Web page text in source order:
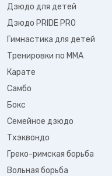
Дзюдо для детей
Дзюдо PRIDE PRO
Гимнастика для детей
Тренировки по ММА
Карате
Самбо
Бокс
Семейное дзюдо
Тхэквондо
Греко-римская борьба
Вольная борьба